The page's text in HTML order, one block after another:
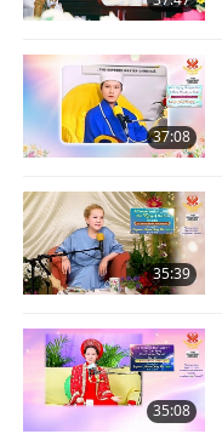
37:08
35:39
35:08